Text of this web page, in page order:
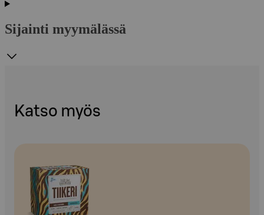
Sijainti myymälässä
Katso myös